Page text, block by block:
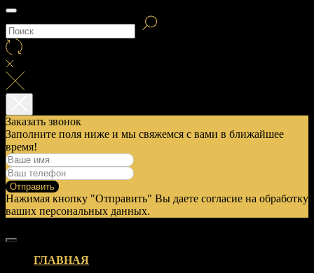
Заказать звонок
Заполните поля ниже и мы свяжемся с вами в ближайшее
время!
Отправить
Нажимая кнопку "Отправить" Вы даете согласие на обработку
ваших персональных данных.
ГЛАВНАЯ